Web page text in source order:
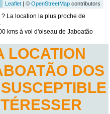
Leaflet| © OpenStreetMapcontributors
? La location la plus proche de
kms à vol d'oiseau de Jaboatão
LOCATION
DOS